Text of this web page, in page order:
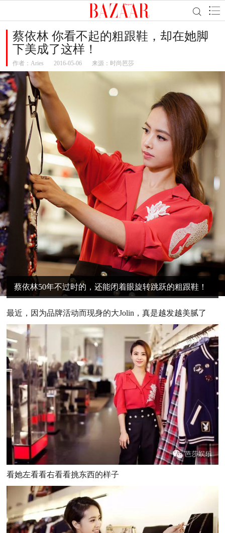
蔡依林 你看不起的粗跟鞋，却在她脚
下美成了这样！
作者： Aries 2016-05-06 来源：时尚芭莎
蔡依林50年不过时的，还能闭着眼旋转跳跃的粗跟鞋！
最近，因为品牌活动而现身的大Jolin，真是越发越美腻了
看她左看看右看看挑东西的样子